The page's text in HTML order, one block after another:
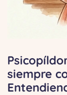
siempre